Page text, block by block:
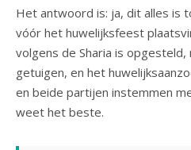
Het antwoord is: ja, dit alles is
vóór het huwelijksfeest
volgens de Sharia is
getuigen, en het
en beide partijen instemmen
weet het beste.